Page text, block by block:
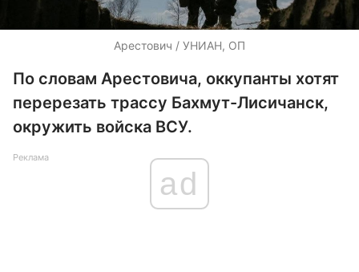
Арестович / УНИАН, ОП
По словам Арестовича, оккупанты хотят
перерезать трассу Бахмут-Лисичанск,
окружить войска ВСУ.
Реклама
ad